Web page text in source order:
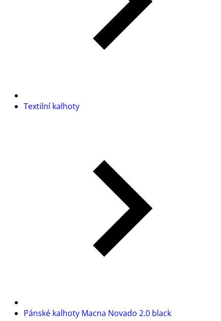
Textilní kalhoty
Pánské kalhoty Macna Novado 2.0 black